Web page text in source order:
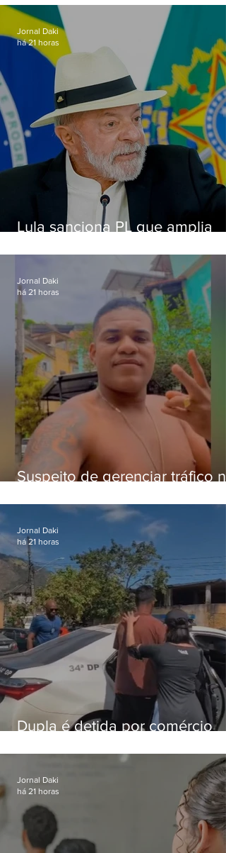
Alcântara
Lula sanciona PL que amplia
crianças
Jornal Daki
há 21 horas
Suspeito de gerenciar tráfico na
foragido
Jornal Daki
há 21 horas
Dupla é detida por comércio
Bangu
Jornal Daki
há 21 horas
Jornal Daki
há 21 horas